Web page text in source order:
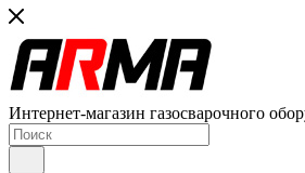
Интернет-магазин газосварочного